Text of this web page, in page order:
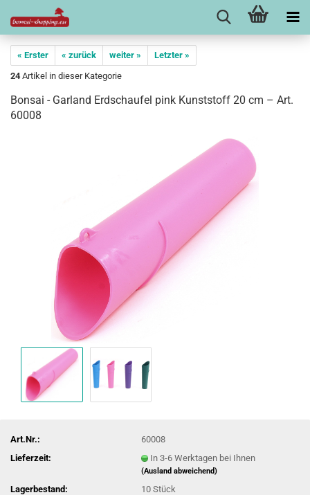
« Erster « zurück weiter »
Letzter »
24 Artikel in dieser Kategorie
Bonsai - Garland Erdschaufel pink Kunststoff 20 cm – Art.
60008
Art.Nr.:
60008
Lieferzeit:
In 3-6 Werktagen bei Ihnen
(Ausland abweichend)
Lagerbestand: 10Stück